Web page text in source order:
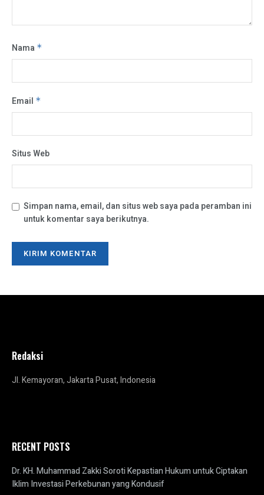
Nama *
Email *
Situs Web
Simpan nama, email, dan situs web saya pada peramban ini
untuk komentar saya berikutnya.
Redaksi
Jl. Kemayoran, Jakarta Pusat, Indonesia
RECENT POSTS
Dr. KH. Muhammad Zakki Soroti Kepastian Hukum untuk Ciptakan
Iklim Investasi Perkebunan yang Kondusif